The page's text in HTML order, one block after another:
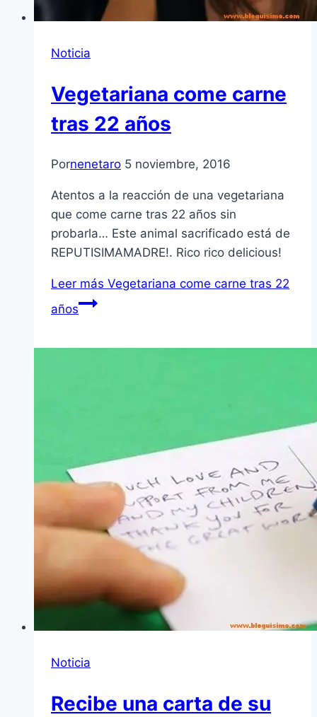
Noticia
Vegetariana come carne
tras 22 años
Pornenetaro 5 noviembre, 2016
Atentos a la reacción de una vegetariana
que come carne tras 22 años sin
probarla… Este animal sacrificado está de
REPUTISIMAMADRE!. Rico rico delicious!
Leer más Vegetariana come carne tras 22
años
Noticia
Recibe una carta de su